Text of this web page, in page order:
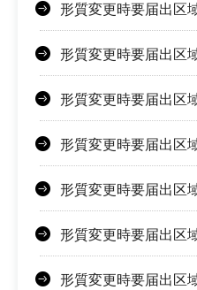
形質変更時要届出区
形質変更時要届出区
形質変更時要届出区
形質変更時要届出区
形質変更時要届出区
形質変更時要届出区
形質変更時要届出区